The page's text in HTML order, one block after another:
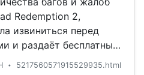
Redemption 2,
извиниться перед
и раздаёт бесплатные
упростят жизнь
• 5217560571915529935.html